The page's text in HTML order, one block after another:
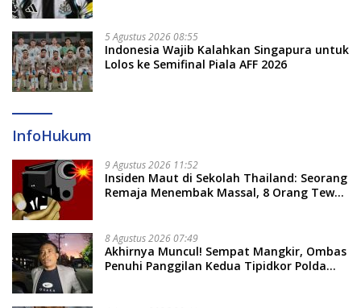
5 Agustus 2026 08:55
Indonesia Wajib Kalahkan Singapura untuk
Lolos ke Semifinal Piala AFF 2026
InfoHukum
9 Agustus 2026 11:52
Insiden Maut di Sekolah Thailand: Seorang
Remaja Menembak Massal, 8 Orang Tewas
8 Agustus 2026 07:49
Akhirnya Muncul! Sempat Mangkir, Ombas
Penuhi Panggilan Kedua Tipidkor Polda